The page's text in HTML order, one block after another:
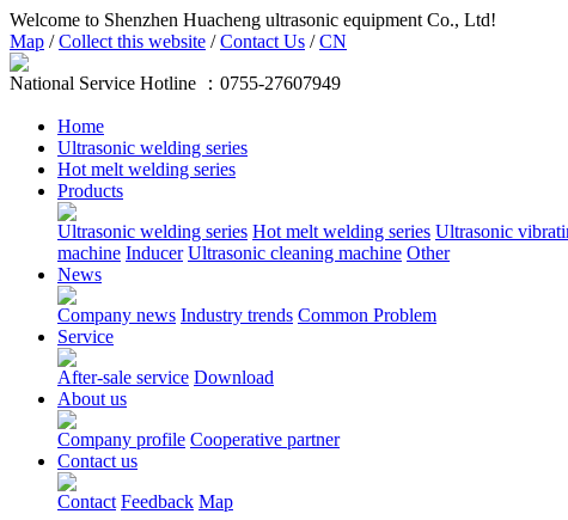
Welcome to Shenzhen Huacheng ultrasonic equipment Co., Ltd!
Map /Collect this website /Contact Us /CN
National Service Hotline ： 0755-27607949
Home
Ultrasonic welding series
Hot melt welding series
Products
Ultrasonic welding series Hot melt welding series Ultrasonic
machine Inducer Ultrasonic cleaning machine Other
News
Company news Industry trends Common Problem
Service
After-sale service Download
About us
Company profile Cooperative partner
Contact us
Contact Feedback Map